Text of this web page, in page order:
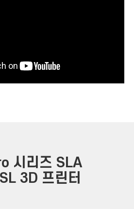
시리즈 SLA
3D 프린터